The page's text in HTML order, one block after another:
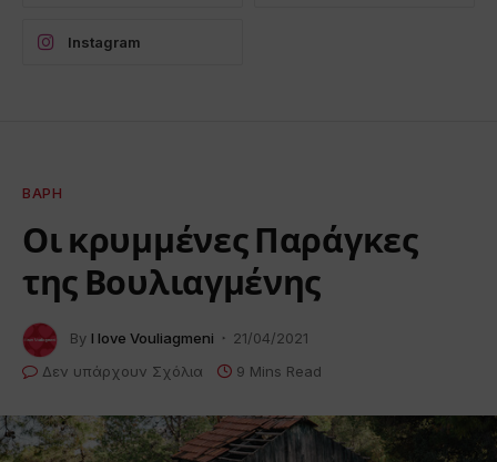
Instagram
ΒΆΡΗ
Οι κρυμμένες Παράγκες
της Βουλιαγμένης
By I love Vouliagmeni
21/04/2021
Δεν υπάρχουν Σχόλια
9 Mins Read